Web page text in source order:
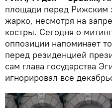
площади перед Рижским
жарко, несмотря на
костры. Сегодня о
оппозиции напоминает
перед резиденцией
сам глава государства
игнорировал все